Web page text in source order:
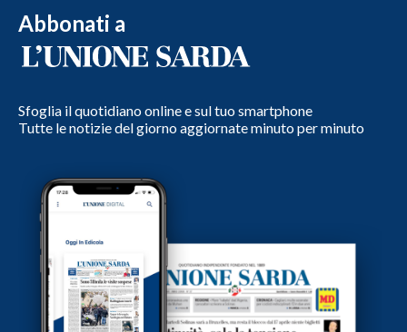
Abbonati a
Sfoglia il quotidiano online e sul tuo smartphone
Tutte le notizie del giorno aggiornate minuto per minuto